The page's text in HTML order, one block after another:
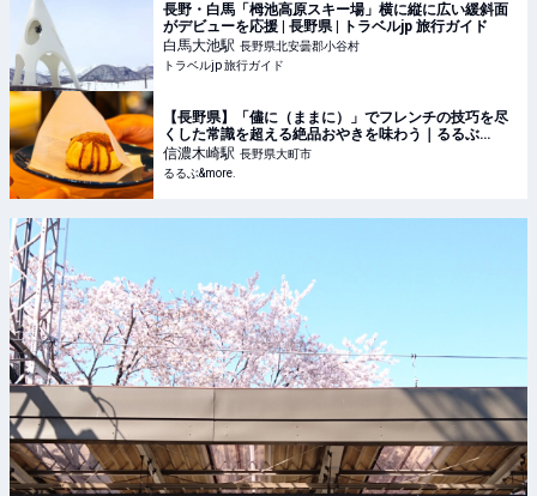
長野・白馬「栂池高原スキー場」横に縦に広い緩斜面
がデビューを応援 | 長野県 | トラベルjp 旅行ガイド
白馬大池駅 長野県北安曇郡小谷村
トラベルjp 旅行ガイド
【長野県】「儘に（ままに）」でフレンチの技巧を尽
くした常識を超える絶品おやきを味わう｜るるぶ
&more.
信濃木崎駅 長野県大町市
るるぶ&more.